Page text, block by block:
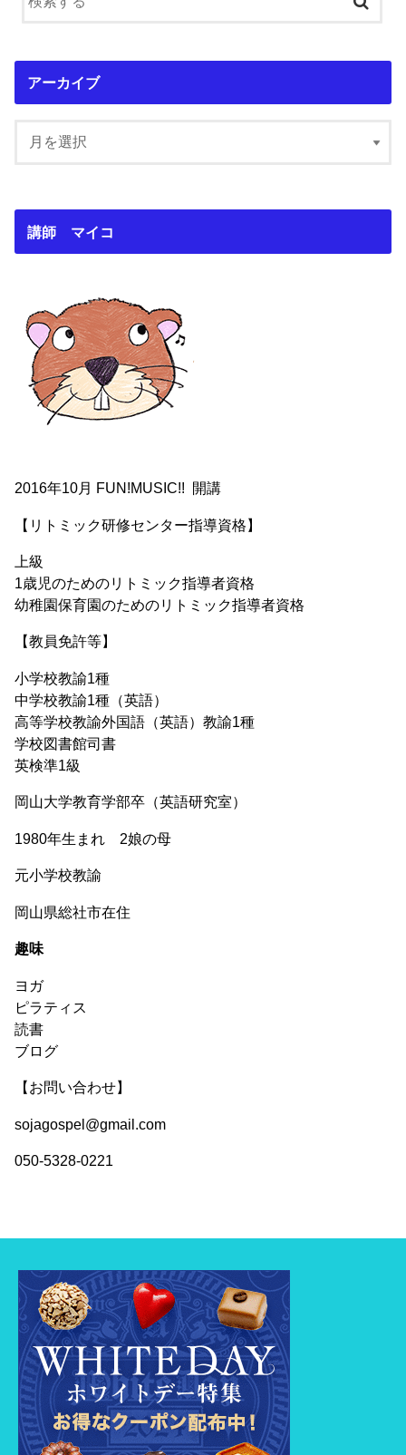
アーカイブ
講師 マイコ
2016年10月 FUN!MUSIC!! 開講
【リトミック研修センター指導資格】
上級
1歳児のためのリトミック指導者資格
幼稚園保育園のためのリトミック指導者資格
【教員免許等】
小学校教諭1種
中学校教諭1種（英語）
高等学校教諭外国語（英語）教諭1種
学校図書館司書
英検準1級
岡山大学教育学部卒（英語研究室）
1980年生まれ 2娘の母
元小学校教諭
岡山県総社市在住
趣味
ヨガ
ピラティス
読書
ブログ
【お問い合わせ】
sojagospel@gmail.com
050-5328-0221